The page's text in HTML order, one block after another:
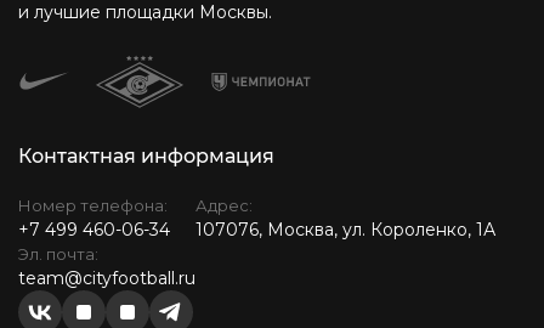
и лучшие площадки Москвы.
Контактная информация
Номер телефона:
+7 499 460-06-34
Эл. почта:
team@cityfootball.ru
Адрес:
107076, Москва, ул. Короленко, 1А